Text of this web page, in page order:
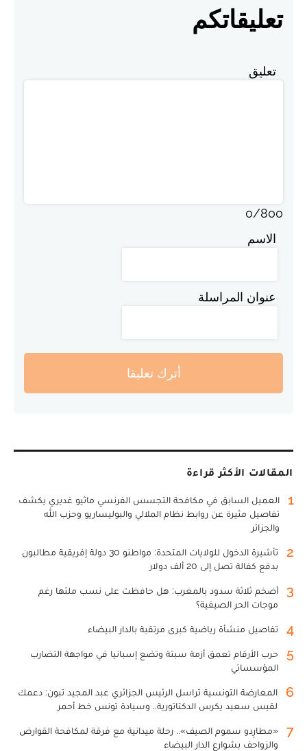
تعليقاتكم
تعليق
0/800
الاسم
عنوان المراسلة
أترك تعليقا
المقالات الأكثر قراءة
1
العميل السابق في مكافحة التجسس الفرنسي ماثيو غديري يكشف
تفاصيل مثيرة عن روابط نظام الملالي والبوليساريو وحزب الله
والجزائر
2
تأشيرة الدخول للولايات المتحدة: مواطنو 30 دولة إفريقية مطالبون
بدفع كفالة تصل إلى 20 ألف دولار
3
أضخم ثلاثة سدود بالمغرب: هل حافظت على نسب ملئها رغم
موجات الحر الصيفية؟
4 تفاصيل منشأة رياضية كبرى مرتقبة بالدار البيضاء
5
حرب الأرقام تعمق أزمة سبتة وتضع إسبانيا في مواجهة التضارب
المؤسساتي
6
المعارضة التونسية تراسل الرئيس الجزائري عبد المجيد تبون: دعمك
لقيس سعيد يكرس الدكتاتورية.. وسيادة تونس خط أحمر
7
«مطارِدو سموم الصيف».. رحلة ميدانية مع فرقة لمكافحة القوارض
والزواحف بشوارع الدار البيضاء